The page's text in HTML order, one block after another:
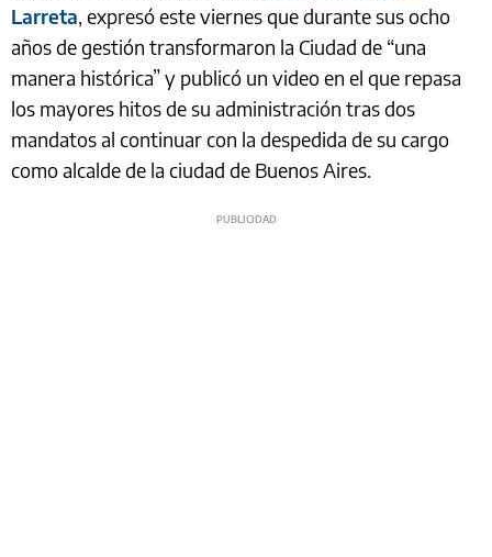
Larreta, expresó este viernes que durante sus ocho
años de gestión transformaron la Ciudad de “una
manera histórica” y publicó un video en el que repasa
los mayores hitos de su administración tras dos
mandatos al continuar con la despedida de su cargo
como alcalde de la ciudad de Buenos Aires.